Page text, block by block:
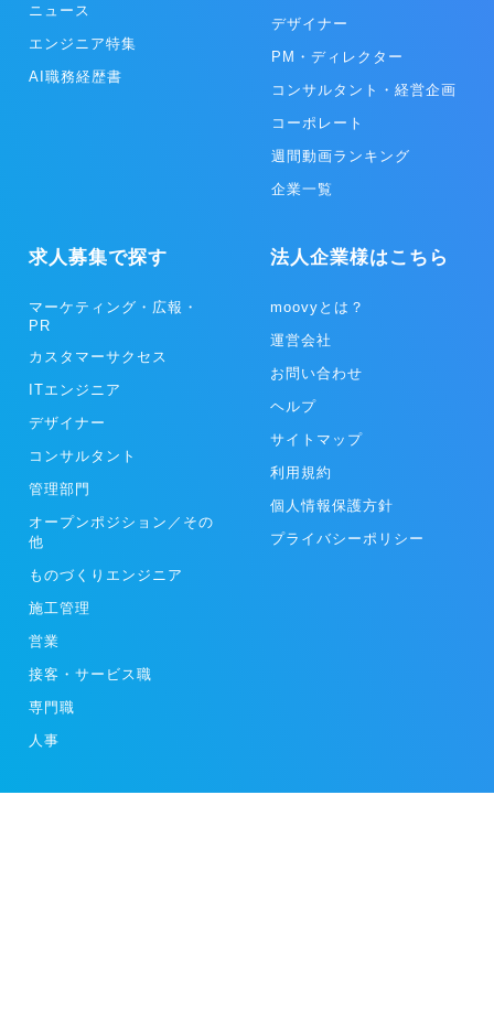
ニュース
エンジニア特集
AI職務経歴書
デザイナー
PM・ディレクター
コンサルタント・経営企画
コーポレート
週間動画ランキング
企業一覧
求人募集で探す
マーケティング・広報・
PR
カスタマーサクセス
ITエンジニア
デザイナー
コンサルタント
管理部門
オープンポジション／その
他
ものづくりエンジニア
施工管理
営業
接客・サービス職
専門職
人事
法人企業様はこちら
moovyとは？
運営会社
お問い合わせ
ヘルプ
サイトマップ
利用規約
個人情報保護方針
プライバシーポリシー